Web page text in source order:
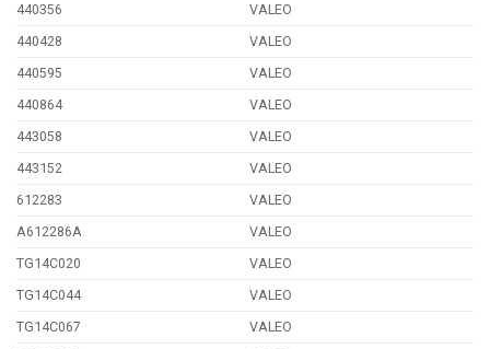
440356
VALEO
440428
VALEO
440595
VALEO
440864
VALEO
443058
VALEO
443152
VALEO
612283
VALEO
A612286A
VALEO
TG14C020
VALEO
TG14C044
VALEO
TG14C067
VALEO